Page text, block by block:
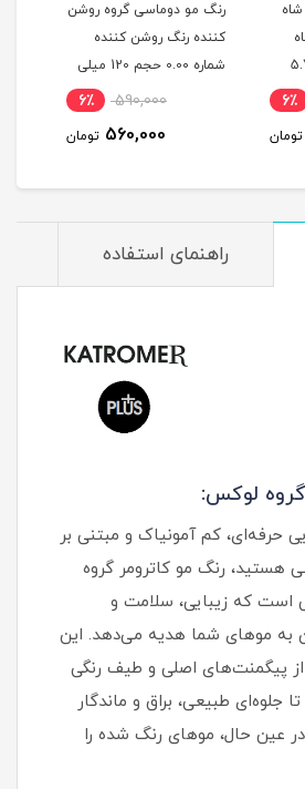
5.76
6٪
تومان
رنگ مو دوماسی گروه روشن
کننده رنگ روشن کننده
شماره 0.00 حجم 120 میلی
590,000 6٪
560,000 تومان
راهنمای استفاده
لوکس:
حرفه‌ای، کم‌ آمونیاک و مبتنی بر
هستید، رنگ مو کاترومر گروه
است که زیبایی، سلامت و
به موهای شما هدیه می‌دهد. این
از پیگمنت‌های اصلی و طیف رنگی
جلوه‌ای طبیعی، براق و ماندگار
عین حال، موهای رنگ شده را